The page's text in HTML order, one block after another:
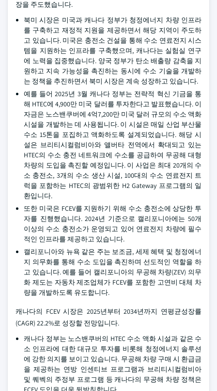
장을 주도했습니다.
북미 시장은 미국과 캐나다 정부가 청정에너지 차량 인프라
를 구축하고 재정적 지원을 제공하면서 해당 지역이 주도하
고 있습니다. 미국은 충전소 건설을 통해 수소 연료전지 시스
템을 지원하는 인프라를 구축했으며, 캐나다는 실험실 연구
에 노력을 집중했습니다. 양국 정부가 탄소 배출량 감축을 지
원하고 지속 가능성을 촉진하는 동시에 수소 기술을 개발하
는 정책을 추진하면서 북미 시장은 계속 성장하고 있습니다.
예를 들어 2025년 3월 캐나다 정부는 전략적 혁신 기금을 통
해 HTEC에 4,900만 미국 달러를 투자한다고 발표했습니다. 이
자금은 노스밴쿠버에 4억7,200만 미국 달러 규모의 수소 액화
시설을 개발하는 데 사용됩니다. 이 시설은 매일 산업 부산물
수소 15톤을 포집하고 액화하도록 설계되었습니다. 해당 시
설은 브리티시컬럼비아와 앨버타 전역에서 확대되고 있는
HTEC의 수소 충전 네트워크에 수소를 공급하여 무공해 대형
차량의 도입을 촉진할 예정입니다. 이 사업은 최대 20개의 수
소 충전소, 3개의 수소 생산 시설, 100대의 수소 연료전지 트
럭을 포함하는 HTEC의 광범위한 H2 Gateway 프로그램의 일
환입니다.
또한 미국은 FCEV를 지원하기 위해 수소 충전소에 상당한 투
자를 진행했습니다. 2024년 기준으로 캘리포니아에는 50개
이상의 수소 충전소가 운영되고 있어 연료전지 차량에 필수
적인 인프라를 제공하고 있습니다.
캘리포니아와 뉴욕 같은 주는 보조금, 세제 혜택 및 청정에너
지 의무화를 통해 수소 도입을 촉진하며 선도적인 역할을 하
고 있습니다. 예를 들어 캘리포니아의 무공해 차량(ZEV) 의무
화 제도는 자동차 제조업체가 FCEV를 포함한 고연비 대체 차
량을 개발하도록 유도합니다.
캐나다의 FCEV 시장은 2025년부터 2034년까지 연평균성장률
(CAGR) 22.2%로 성장할 전망입니다.
캐나다 정부는 노스밴쿠버의 HTEC 수소 액화 시설과 같은 수
소 인프라에 대한 대규모 투자를 비롯해 청정에너지 솔루션
에 강한 의지를 보이고 있습니다. 무공해 차량 구매 시 환급금
을 제공하는 연방 인센티브 프로그램과 브리티시컬럼비아
및 퀘벡의 주정부 프로그램 등 캐나다의 무공해 차량 정책은